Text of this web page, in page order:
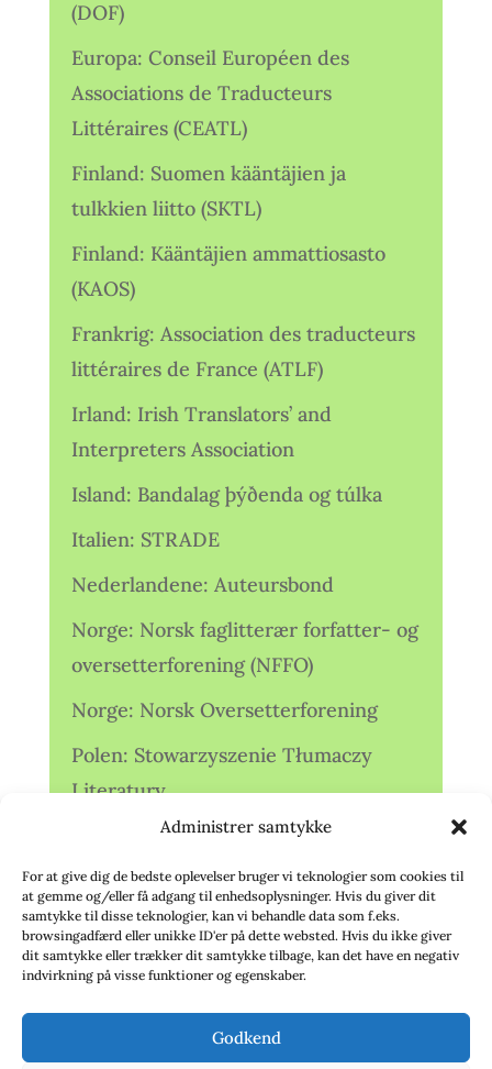
Administrer samtykke
For at give dig de bedste oplevelser bruger vi teknologier som cookies til
at gemme og/eller få adgang til enhedsoplysninger. Hvis du giver dit
samtykke til disse teknologier, kan vi behandle data som f.eks.
browsingadfærd eller unikke ID'er på dette websted. Hvis du ikke giver
dit samtykke eller trækker dit samtykke tilbage, kan det have en negativ
indvirkning på visse funktioner og egenskaber.
Godkend
(DOF)
Europa: Conseil Européen des
Associations de Traducteurs
Littéraires (CEATL)
Finland: Suomen kääntäjien ja
tulkkien liitto (SKTL)
Finland: Kääntäjien ammattiosasto
(KAOS)
Frankrig: Association des traducteurs
littéraires de France (ATLF)
Irland: Irish Translators’ and
Interpreters Association
Island: Bandalag þýðenda og túlka
Italien: STRADE
Nederlandene: Auteursbond
Norge: Norsk faglitterær forfatter- og
oversetterforening (NFFO)
Norge: Norsk Oversetterforening
Polen: Stowarzyszenie Tłumaczy
Literatury
Storbritannien: Translators
Association (TA)
Sverige: Översättarsektionen (Ö.)
Sverige: Översättarcentrum (ÖC)
deutschsprachiger Übersetzer (VdÜ)